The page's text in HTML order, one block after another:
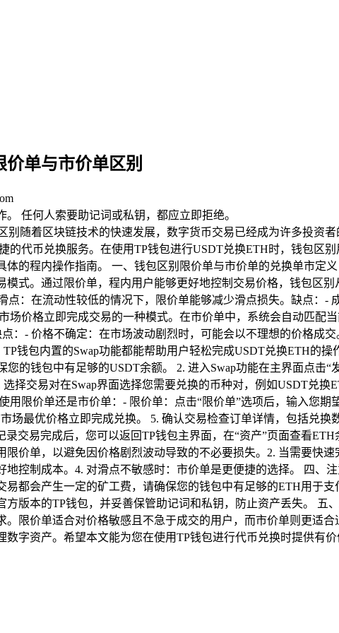
单与市价单区别
任何人索要助记词或私钥，都应立即拒绝。
随着区块链技术的快速发展，数字货币交易已经成为许多投资
的代币兑换服务。在使用TP钱包进行USDT兑换ETH时，钱包区
的程内操作指南。 一、钱包区别限价单与市价单的兑换单市定
式。通过限价单，程内用户能够更好地控制交易价格，钱包区
：在流动性较低的情况下，限价单能够减少滑点损失。缺点：-
价格立即完成交易的一种模式。在市价单中，系统会自动匹配
：- 价格不确定：在市场波动剧烈时，可能会以不理想的价格成
钱包内置的Swap功能都能帮助用户轻松完成USDT兑换ETH的
的钱包中有足够的USDT余额。 2. 进入Swap功能在主界面点击“
择交易对在Swap界面选择您需要兑换的币种对，例如USDT兑
限价单还是市价单：- 限价单：点击“限价单”选项后，输入您
场最优价格立即完成兑换。 5. 确认交易检查订单详情，包括兑换
交易完成后，您可以返回TP钱包主界面，在“资产”页面查看ETH
价单，以避免因价格剧烈波动导致的不必要损失。2. 当需要快
控制成本。4. 对滑点不敏感时：市价单是更便捷的选择。 四、
都会产生一定的矿工费，请确保您的钱包中有足够的ETH用于
版本的TP钱包，并妥善保管助记词和私钥，防止资产丢失。 五
限价单适合对价格敏感且不急于成交的用户，而市价单则更适
字资产。希望本文能为您在使用TP钱包进行代币兑换时提供有